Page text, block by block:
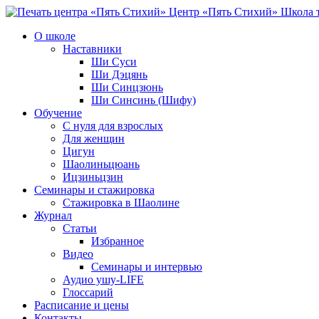
Центр «Пять Стихий» Школа
О школе
Наставники
Ши Суси
Ши Дэцянь
Ши Синцзюнь
Ши Синсинь (Шифу)
Обучение
С нуля для взрослых
Для женщин
Цигун
Шаолиньцюань
Ицзиньцзин
Семинары и стажировка
Стажировка в Шаолине
Журнал
Статьи
Избранное
Видео
Семинары и интервью
Аудио ушу-LIFE
Глоссарий
Расписание и цены